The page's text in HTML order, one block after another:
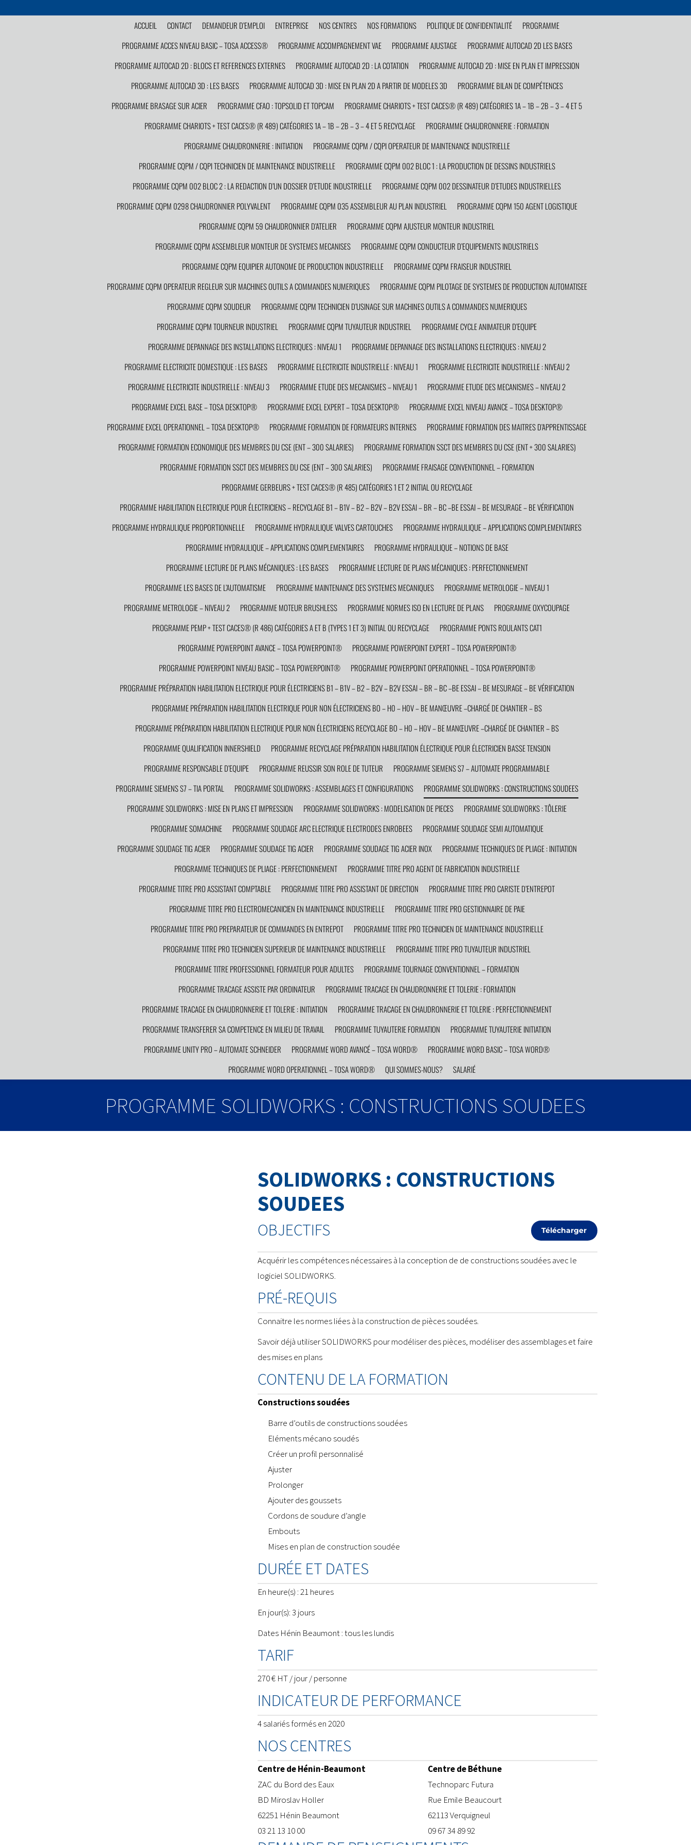
ACCUEIL CONTACT DEMANDEUR D’EMPLOI ENTREPRISE NOS CENTRES NOS FORMATIONS POLITIQUE DE CONFIDENTIALITÉ
PROGRAMME
PROGRAMME ACCES NIVEAU BASIC – TOSA ACCESS®
PROGRAMME ACCOMPAGNEMENT VAE PROGRAMME AJUSTAGE
PROGRAMME AUTOCAD 2D LES BASES
PROGRAMME AUTOCAD 2D : BLOCS ET REFERENCES EXTERNES
PROGRAMME AUTOCAD 2D : LA COTATION
PROGRAMME AUTOCAD 2D : MISE EN PLAN ET IMPRESSION
PROGRAMME AUTOCAD 3D : LES BASES
PROGRAMME AUTOCAD 3D : MISE EN PLAN 2D A PARTIR DE MODELES 3D
PROGRAMME BILAN DE COMPÉTENCES
PROGRAMME BRASAGE SUR ACIER
PROGRAMME CFAO : TOPSOLID ET TOPCAM
PROGRAMME CHARIOTS + TEST CACES® (R 489) CATÉGORIES 1A – 1B – 2B – 3 – 4 ET 5
PROGRAMME CHARIOTS + TEST CACES® (R 489) CATÉGORIES 1A – 1B – 2B – 3 – 4 ET 5 RECYCLAGE
PROGRAMME CHAUDRONNERIE : FORMATION
PROGRAMME CHAUDRONNERIE : INITIATION
PROGRAMME CQPM / CQPI OPERATEUR DE MAINTENANCE INDUSTRIELLE
PROGRAMME CQPM / CQPI TECHNICIEN DE MAINTENANCE INDUSTRIELLE
PROGRAMME CQPM 002 BLOC 1 : LA PRODUCTION DE DESSINS INDUSTRIELS
PROGRAMME CQPM 002 BLOC 2 : LA REDACTION D’UN DOSSIER D’ETUDE INDUSTRIELLE
PROGRAMME CQPM 002 DESSINATEUR D’ETUDES INDUSTRIELLES
PROGRAMME CQPM 0298 CHAUDRONNIER POLYVALENT
PROGRAMME CQPM 035 ASSEMBLEUR AU PLAN INDUSTRIEL
PROGRAMME CQPM 150 AGENT LOGISTIQUE
PROGRAMME CQPM 59 CHAUDRONNIER D’ATELIER
PROGRAMME CQPM AJUSTEUR MONTEUR INDUSTRIEL
PROGRAMME CQPM ASSEMBLEUR MONTEUR DE SYSTEMES MECANISES
PROGRAMME CQPM CONDUCTEUR D’EQUIPEMENTS INDUSTRIELS
PROGRAMME CQPM EQUIPIER AUTONOME DE PRODUCTION INDUSTRIELLE
PROGRAMME CQPM FRAISEUR INDUSTRIEL
PROGRAMME CQPM OPERATEUR REGLEUR SUR MACHINES OUTILS A COMMANDES NUMERIQUES
PROGRAMME CQPM PILOTAGE DE SYSTEMES DE PRODUCTION AUTOMATISEE
PROGRAMME CQPM SOUDEUR
PROGRAMME CQPM TECHNICIEN D’USINAGE SUR MACHINES OUTILS A COMMANDES NUMERIQUES
PROGRAMME CQPM TOURNEUR INDUSTRIEL
PROGRAMME CQPM TUYAUTEUR INDUSTRIEL
PROGRAMME CYCLE ANIMATEUR D’EQUIPE
PROGRAMME DEPANNAGE DES INSTALLATIONS ELECTRIQUES : NIVEAU 1
PROGRAMME DEPANNAGE DES INSTALLATIONS ELECTRIQUES : NIVEAU 2
PROGRAMME ELECTRICITE DOMESTIQUE : LES BASES
PROGRAMME ELECTRICITE INDUSTRIELLE : NIVEAU 1
PROGRAMME ELECTRICITE INDUSTRIELLE : NIVEAU 2
PROGRAMME ELECTRICITE INDUSTRIELLE : NIVEAU 3
PROGRAMME ETUDE DES MECANISMES – NIVEAU 1
PROGRAMME ETUDE DES MECANISMES – NIVEAU 2
PROGRAMME EXCEL BASE – TOSA DESKTOP®
PROGRAMME EXCEL EXPERT – TOSA DESKTOP®
PROGRAMME EXCEL NIVEAU AVANCE – TOSA DESKTOP®
PROGRAMME EXCEL OPERATIONNEL – TOSA DESKTOP®
PROGRAMME FORMATION DE FORMATEURS INTERNES
PROGRAMME FORMATION DES MAITRES D’APPRENTISSAGE
PROGRAMME FORMATION ECONOMIQUE DES MEMBRES DU CSE (ENT – 300 SALARIES)
PROGRAMME FORMATION SSCT DES MEMBRES DU CSE (ENT + 300 SALARIES)
PROGRAMME FORMATION SSCT DES MEMBRES DU CSE (ENT – 300 SALARIES)
PROGRAMME FRAISAGE CONVENTIONNEL – FORMATION
PROGRAMME GERBEURS + TEST CACES® (R 485) CATÉGORIES 1 ET 2 INITIAL OU RECYCLAGE
PROGRAMME HABILITATION ELECTRIQUE POUR ÉLECTRICIENS – RECYCLAGE B1 – B1V – B2 – B2V – B2V ESSAI – BR – BC –BE ESSAI – BE MESURAGE – BE VÉRIFICATION
PROGRAMME HYDRAULIQUE PROPORTIONNELLE
PROGRAMME HYDRAULIQUE VALVES CARTOUCHES
PROGRAMME HYDRAULIQUE – APPLICATIONS COMPLEMENTAIRES
PROGRAMME HYDRAULIQUE – APPLICATIONS COMPLEMENTAIRES
PROGRAMME HYDRAULIQUE – NOTIONS DE BASE
PROGRAMME LECTURE DE PLANS MÉCANIQUES : LES BASES
PROGRAMME LECTURE DE PLANS MÉCANIQUES : PERFECTIONNEMENT
PROGRAMME LES BASES DE L’AUTOMATISME
PROGRAMME MAINTENANCE DES SYSTEMES MECANIQUES
PROGRAMME METROLOGIE – NIVEAU 1
PROGRAMME METROLOGIE – NIVEAU 2
PROGRAMME MOTEUR BRUSHLESS PROGRAMME NORMES ISO EN LECTURE DE PLANS
PROGRAMME OXYCOUPAGE
PROGRAMME PEMP + TEST CACES® (R 486) CATÉGORIES A ET B (TYPES 1 ET 3) INITIAL OU RECYCLAGE
PROGRAMME PONTS ROULANTS CAT1
PROGRAMME POWERPOINT AVANCE – TOSA POWERPOINT®
PROGRAMME POWERPOINT EXPERT – TOSA POWERPOINT®
PROGRAMME POWERPOINT NIVEAU BASIC – TOSA POWERPOINT®
PROGRAMME POWERPOINT OPERATIONNEL – TOSA POWERPOINT®
PROGRAMME PRÉPARATION HABILITATION ELECTRIQUE POUR ÉLECTRICIENS B1 – B1V – B2 – B2V – B2V ESSAI – BR – BC –BE ESSAI – BE MESURAGE – BE VÉRIFICATION
PROGRAMME PRÉPARATION HABILITATION ELECTRIQUE POUR NON ÉLECTRICIENS BO – H0 – H0V – BE MANŒUVRE –CHARGÉ DE CHANTIER – BS
PROGRAMME PRÉPARATION HABILITATION ELECTRIQUE POUR NON ÉLECTRICIENS RECYCLAGE BO – H0 – H0V – BE MANŒUVRE –CHARGÉ DE CHANTIER – BS
PROGRAMME QUALIFICATION INNERSHIELD
PROGRAMME RECYCLAGE PRÉPARATION HABILITATION ÉLECTRIQUE POUR ÉLECTRICIEN BASSE TENSION
PROGRAMME RESPONSABLE D’EQUIPE
PROGRAMME REUSSIR SON ROLE DE TUTEUR
PROGRAMME SIEMENS S7 – AUTOMATE PROGRAMMABLE
PROGRAMME SIEMENS S7 – TIA PORTAL
PROGRAMME SOLIDWORKS : ASSEMBLAGES ET CONFIGURATIONS
PROGRAMME SOLIDWORKS : CONSTRUCTIONS SOUDEES
PROGRAMME SOLIDWORKS : MISE EN PLANS ET IMPRESSION
PROGRAMME SOLIDWORKS : MODELISATION DE PIECES
PROGRAMME SOLIDWORKS : TÔLERIE
PROGRAMME SOMACHINE
PROGRAMME SOUDAGE ARC ELECTRIQUE ELECTRODES ENROBEES
PROGRAMME SOUDAGE SEMI AUTOMATIQUE
PROGRAMME SOUDAGE TIG ACIER
PROGRAMME SOUDAGE TIG ACIER PROGRAMME SOUDAGE TIG ACIER INOX
PROGRAMME TECHNIQUES DE PLIAGE : INITIATION
PROGRAMME TECHNIQUES DE PLIAGE : PERFECTIONNEMENT
PROGRAMME TITRE PRO AGENT DE FABRICATION INDUSTRIELLE
PROGRAMME TITRE PRO ASSISTANT COMPTABLE
PROGRAMME TITRE PRO ASSISTANT DE DIRECTION
PROGRAMME TITRE PRO CARISTE D’ENTREPOT
PROGRAMME TITRE PRO ELECTROMECANICIEN EN MAINTENANCE INDUSTRIELLE
PROGRAMME TITRE PRO GESTIONNAIRE DE PAIE
PROGRAMME TITRE PRO PREPARATEUR DE COMMANDES EN ENTREPOT
PROGRAMME TITRE PRO TECHNICIEN DE MAINTENANCE INDUSTRIELLE
PROGRAMME TITRE PRO TECHNICIEN SUPERIEUR DE MAINTENANCE INDUSTRIELLE
PROGRAMME TITRE PRO TUYAUTEUR INDUSTRIEL
PROGRAMME TITRE PROFESSIONNEL FORMATEUR POUR ADULTES
PROGRAMME TOURNAGE CONVENTIONNEL – FORMATION
PROGRAMME TRACAGE ASSISTE PAR ORDINATEUR
PROGRAMME TRACAGE EN CHAUDRONNERIE ET TOLERIE : FORMATION
PROGRAMME TRACAGE EN CHAUDRONNERIE ET TOLERIE : INITIATION
PROGRAMME TRACAGE EN CHAUDRONNERIE ET TOLERIE : PERFECTIONNEMENT
PROGRAMME TRANSFERER SA COMPETENCE EN MILIEU DE TRAVAIL
PROGRAMME TUYAUTERIE FORMATION
PROGRAMME TUYAUTERIE INITIATION
PROGRAMME UNITY PRO – AUTOMATE SCHNEIDER
PROGRAMME WORD AVANCÉ – TOSA WORD®
PROGRAMME WORD BASIC – TOSA WORD®
PROGRAMME WORD OPERATIONNEL – TOSA WORD®
QUI SOMMES-NOUS? SALARIÉ
PROGRAMME SOLIDWORKS : CONSTRUCTIONS SOUDEES
SOLIDWORKS : CONSTRUCTIONS
SOUDEES
OBJECTIFS Télécharger
Acquérir les compétences nécessaires à la conception de de constructions soudées avec le
logiciel SOLIDWORKS.
PRÉ-REQUIS
Connaitre les normes liées à la construction de pièces soudées.
Savoir déjà utiliser SOLIDWORKS pour modéliser des pièces, modéliser des assemblages et faire
des mises en plans
CONTENU DE LA FORMATION
Constructions soudées
Barre d’outils de constructions soudées
Eléments mécano soudés
Créer un profil personnalisé
Ajuster
Prolonger
Ajouter des goussets
Cordons de soudure d’angle
Embouts
Mises en plan de construction soudée
DURÉE ET DATES
En heure(s) : 21 heures
En jour(s): 3 jours
Dates Hénin Beaumont : tous les lundis
TARIF
270 € HT / jour / personne
INDICATEUR DE PERFORMANCE
4 salariés formés en 2020
NOS CENTRES
Centre de Hénin-Beaumont
ZAC du Bord des Eaux
BD Miroslav Holler
62251 Hénin Beaumont
03 21 13 10 00
Centre de Béthune
​Technoparc Futura
Rue Emile Beaucourt
62113 Verquigneul
09 67 34 89 92